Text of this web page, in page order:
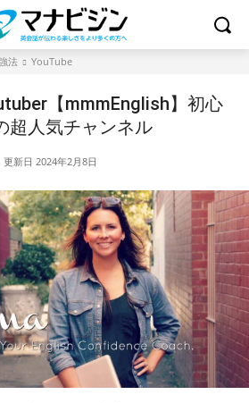
法 YouTube
【mmmEnglish】初心
超人気チャンネル
更新日 2024年2月8日